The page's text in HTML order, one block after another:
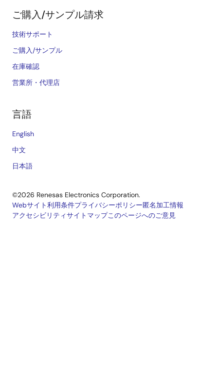
ご購入/サンプル請求
技術サポート
ご購入/サンプル
在庫確認
営業所・代理店
言語
English
中文
日本語
©2026 Renesas Electronics Corporation.
Legal
Webサイト利用条件プライバシーポリシー匿名加工情報
アクセシビリティサイトマップこのページへのご意見